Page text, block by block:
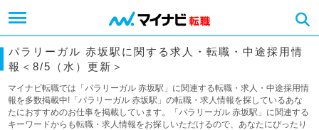
パラリーガル 赤坂駅に関する求人・転職・中途採用情
報＜8/5（水）更新＞
マイナビ転職では「パラリーガル 赤坂駅」に関連する転職・求人・中途採用情
報を多数掲載中!「パラリーガル 赤坂駅」の転職・求人情報を探しているあな
たにおすすめのお仕事を掲載しています。「パラリーガル 赤坂駅」に関連する
キーワードからも転職・求人情報をお探しいただけるので、あなたにぴったり